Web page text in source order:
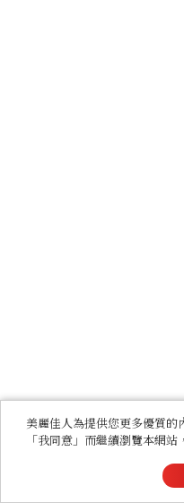
美麗佳人為提供您更多優質的
「我同意」而繼續瀏覽本網